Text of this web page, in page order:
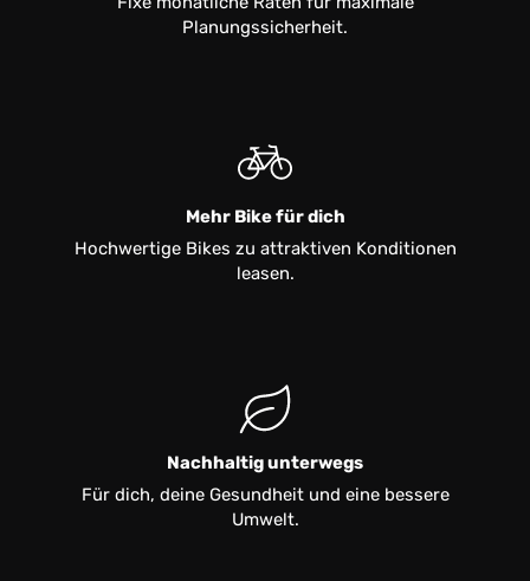
Planungssicherheit.
Mehr Bike für dich
Hochwertige Bikes zu attraktiven Konditionen
leasen.
Nachhaltig unterwegs
Für dich, deine Gesundheit und eine bessere
Umwelt.